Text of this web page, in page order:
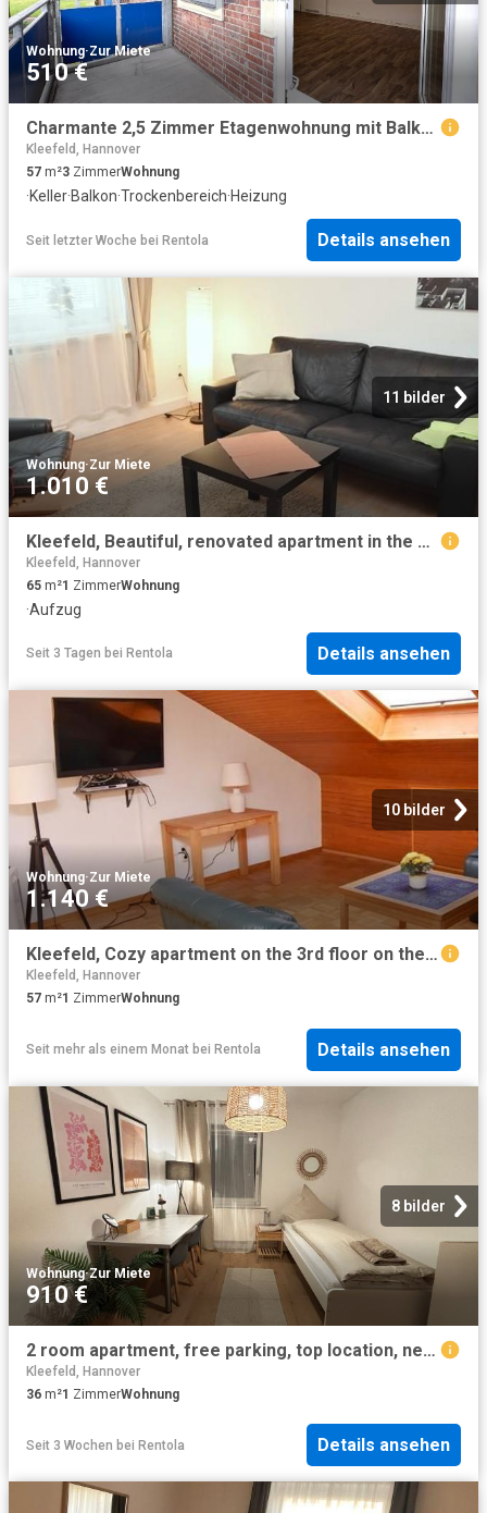
Wohnung·Zur Miete
510 €
Charmante 2,5 Zimmer Etagenwohnung mit Balkon im grünen Kleefeld
Kleefeld, Hannover
57 m²3 ZimmerWohnung
·Keller·Balkon·Trockenbereich·Heizung
Seit letzter Woche bei Rentola Details ansehen
11 bilder
Wohnung·Zur Miete
1.010 €
Kleefeld, Beautiful, renovated apartment in the philosopher’s quarter with balcony, near Eilenriede
Kleefeld, Hannover
65 m²1 ZimmerWohnung
·Aufzug
Seit 3 Tagen bei Rentola Details ansehen
10 bilder
Wohnung·Zur Miete
1.140 €
Kleefeld, Cozy apartment on the 3rd floor on the Eilenriede near Kantplatz
Kleefeld, Hannover
57 m²1 ZimmerWohnung
Seit mehr als einem Monat bei Rentola Details ansehen
8 bilder
Wohnung·Zur Miete
910 €
2 room apartment, free parking, top location, next zu hospital, Hannover Amsterdam Apartments for Rent
Kleefeld, Hannover
36 m²1 ZimmerWohnung
Seit 3 Wochen bei Rentola Details ansehen